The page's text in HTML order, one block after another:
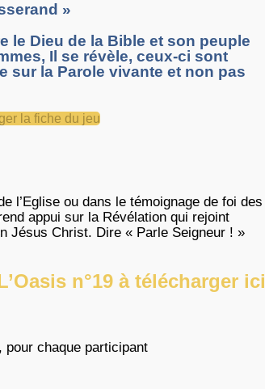
»
le Dieu de la Bible et son peuple
Il se révèle, ceux-ci sont
sur la Parole vivante et non pas
la fiche du jeu
l’Eglise ou dans le témoignage de foi des
appui sur la Révélation qui rejoint
Jésus Christ. Dire « Parle Seigneur ! »
n°19 à télécharger ici
pour chaque participant